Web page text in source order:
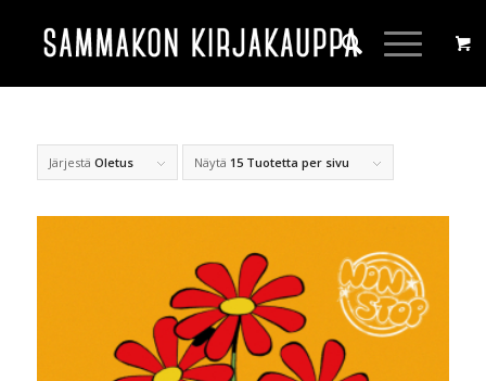
Järjestä Oletus Näytä 15 Tuotetta per sivu